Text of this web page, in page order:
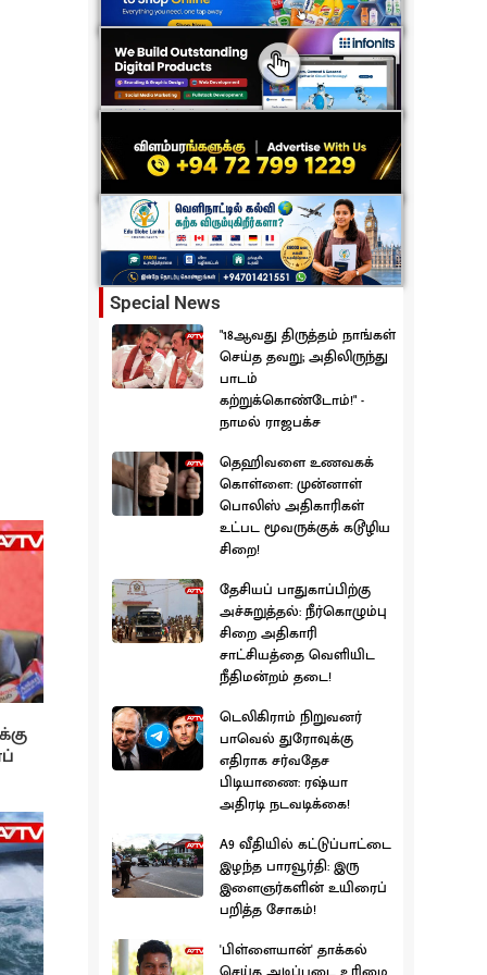
Special News
"18ஆவது திருத்தம் நாங்கள்
செய்த தவறு; அதிலிருந்து
பாடம்
கற்றுக்கொண்டோம்!" -
நாமல் ராஜபக்ச
தெஹிவளை உணவகக்
கொள்ளை: முன்னாள்
பொலிஸ் அதிகாரிகள்
உட்பட மூவருக்குக் கடூழிய
சிறை!
தேசியப் பாதுகாப்பிற்கு
அச்சுறுத்தல்: நீர்கொழும்பு
சிறை அதிகாரி
சாட்சியத்தை வெளியிட
நீதிமன்றம் தடை!
டெலிகிராம் நிறுவனர்
பாவெல் துரோவுக்கு
எதிராக சர்வதேச
பிடியாணை: ரஷ்யா
அதிரடி நடவடிக்கை!
A9 வீதியில் கட்டுப்பாட்டை
இழந்த பாரவூர்தி: இரு
இளைஞர்களின் உயிரைப்
பறித்த சோகம்!
'பிள்ளையான்' தாக்கல்